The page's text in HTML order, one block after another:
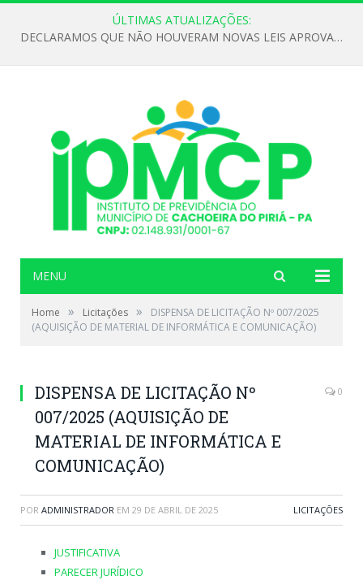
ÚLTIMAS ATUALIZAÇÕES:
DECLARAMOS QUE NÃO HOUVERAM NOVAS LEIS APROVADAS ATÉ O MOMENTO PARA O INSTITUTO DE PREVIDÊNCIA NO ANO DE 2026
MENU
Home » Licitações »
DISPENSA DE LICITAÇÃO Nº 007/2025
(AQUISIÇÃO DE MATERIAL DE INFORMÁTICA E COMUNICAÇÃO)
DISPENSA DE LICITAÇÃO Nº
007/2025 (AQUISIÇÃO DE
MATERIAL DE INFORMÁTICA E
COMUNICAÇÃO)
0
POR ADMINISTRADOR EM 29 DE ABRIL DE 2025 LICITAÇÕES
JUSTIFICATIVA
PARECER JURÍDICO